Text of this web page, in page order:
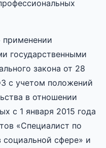
применении
государственными
закона от 28
с учетом положений
в отношении
с 1 января 2015 года
«Специалист по
социальной сфере» и